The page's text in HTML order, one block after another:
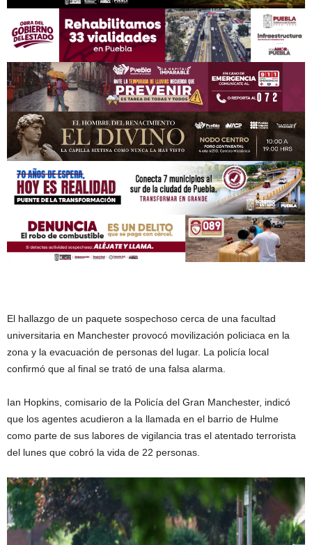
El hallazgo de un paquete sospechoso cerca de una facultad
universitaria en Manchester provocó movilización policiaca en la
zona y la evacuación de personas del lugar. La policía local
confirmó que al final se trató de una falsa alarma.
Ian Hopkins, comisario de la Policía del Gran Manchester, indicó
que los agentes acudieron a la llamada en el barrio de Hulme
como parte de sus labores de vigilancia tras el atentado terrorista
del lunes que cobró la vida de 22 personas.